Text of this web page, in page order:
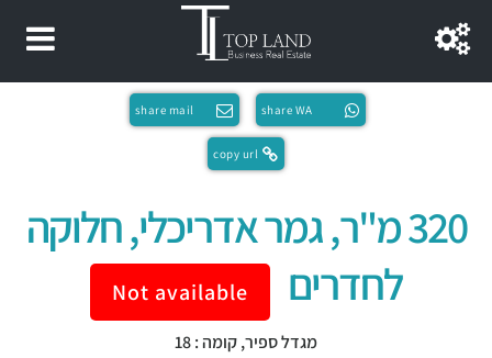
share WA
share mail
copy url
320 מ"ר, גמר אדריכלי, חלוקה
לחדרים
Not available
מגדל ספיר, קומה : 18